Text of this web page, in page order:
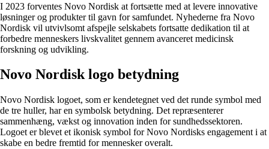
I 2023 forventes Novo Nordisk at fortsætte med at levere innovative
løsninger og produkter til gavn for samfundet. Nyhederne fra Novo
Nordisk vil utvivlsomt afspejle selskabets fortsatte dedikation til at
forbedre menneskers livskvalitet gennem avanceret medicinsk
forskning og udvikling.
Novo Nordisk logo betydning
Novo Nordisk logoet, som er kendetegnet ved det runde symbol med
de tre huller, har en symbolsk betydning. Det repræsenterer
sammenhæng, vækst og innovation inden for sundhedssektoren.
Logoet er blevet et ikonisk symbol for Novo Nordisks engagement i at
skabe en bedre fremtid for mennesker overalt.